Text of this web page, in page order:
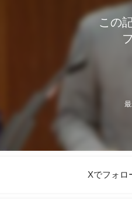
この
Xでフォロ